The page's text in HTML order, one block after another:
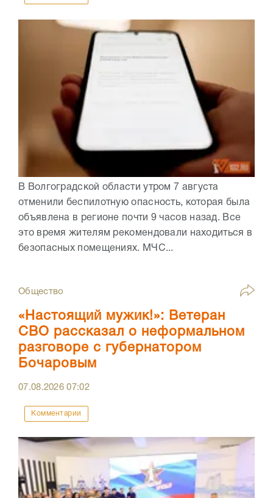
В Волгоградской области утром 7 августа
отменили беспилотную опасность, которая была
объявлена в регионе почти 9 часов назад. Все
это время жителям рекомендовали находиться в
безопасных помещениях. МЧС...
Общество
«Настоящий мужик!»: Ветеран
СВО рассказал о неформальном
разговоре с губернатором
Бочаровым
07.08.202607:02
Комментарии